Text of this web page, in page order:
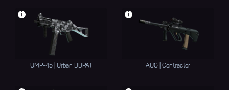
i
UMP-45 | Urban DDPAT
i
AUG | Contractor